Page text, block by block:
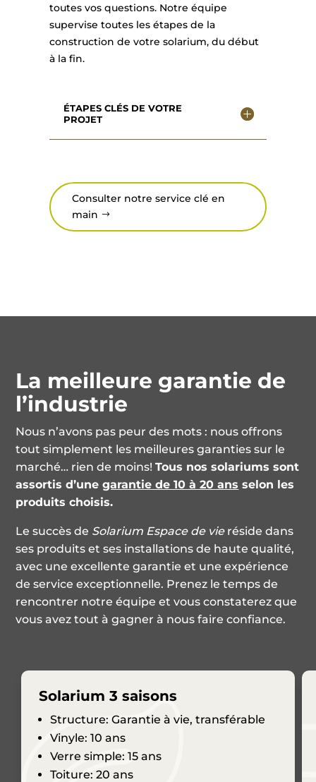
toutes vos questions. Notre équipe
supervise toutes les étapes de la
construction de votre solarium, du début
à la fin.
ÉTAPES CLÉS DE VOTRE
PROJET
Consulter notre service clé en
main
La meilleure garantie de
l’industrie
Nous n’avons pas peur des mots : nous offrons
tout simplement les meilleures garanties sur le
marché… rien de moins!Tous nos solariums sont
assortis d’unegarantie de 10 à 20 ans selon les
produits choisis.
Le succès de Solarium Espace de vieréside dans
ses produits et ses installations de haute qualité,
avec une excellente garantie et une expérience
de service exceptionnelle. Prenez le temps de
rencontrer notre équipe et vous constaterez que
vous avez tout à gagner à nous faire confiance.
Solarium 3 saisons
Structure: Garantie à vie, transférable
Vinyle: 10 ans
Verre simple: 15 ans​
Toiture: 20 ans